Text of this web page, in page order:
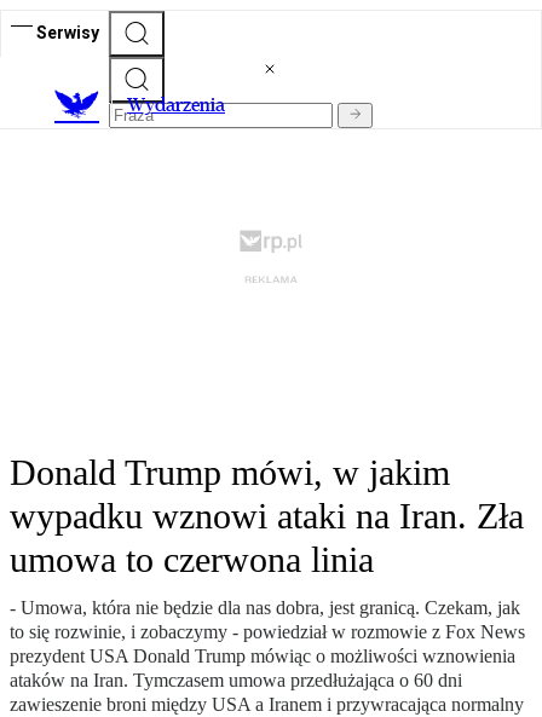
Serwisy
Wydarzenia
Donald Trump mówi, w jakim
wypadku wznowi ataki na Iran. Zła
umowa to czerwona linia
- Umowa, która nie będzie dla nas dobra, jest granicą. Czekam, jak
to się rozwinie, i zobaczymy - powiedział w rozmowie z Fox News
prezydent USA Donald Trump mówiąc o możliwości wznowienia
ataków na Iran. Tymczasem umowa przedłużająca o 60 dni
zawieszenie broni między USA a Iranem i przywracająca normalny